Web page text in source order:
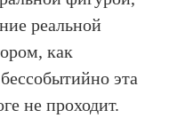
реальной
как
эта
не проходит.